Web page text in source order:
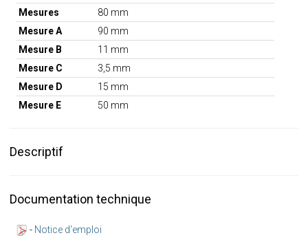
Mesures
80 mm
Mesure A
90 mm
Mesure B
11 mm
Mesure C
3,5 mm
Mesure D
15 mm
Mesure E
50 mm
Descriptif
Documentation technique
- Notice d'emploi